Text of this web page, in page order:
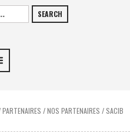
SEARCH
PARTENAIRES /NOS PARTENAIRES / SACIB